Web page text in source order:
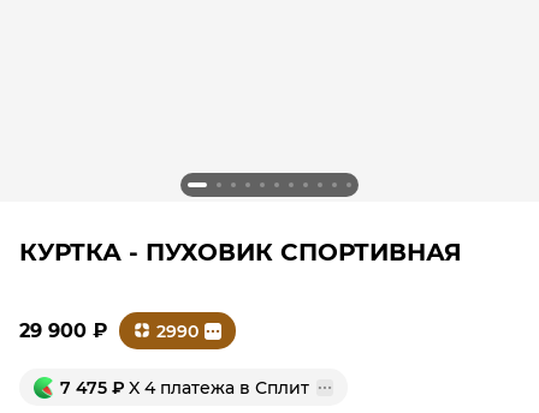
КУРТКА - ПУХОВИК СПОРТИВНАЯ
29 900 ₽ 2990
7 475 ₽ X 4 платежа в Сплит